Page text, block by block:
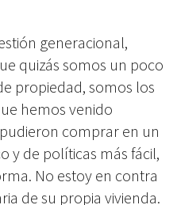
generacional,
quizás somos un poco
propiedad, somos los
hemos venido
comprar en un
y de políticas más fácil,
No estoy en contra
de su propia vivienda.